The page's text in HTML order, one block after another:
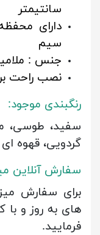
سانتیمتر
دارای
سیم
جنس :
نصب راحت بر
رنگبندی موجود:
سفید، طوسی،
گردویی، قهوه
سفارش آنلاین
برای سفارش
های به روز و با
فرمایید.